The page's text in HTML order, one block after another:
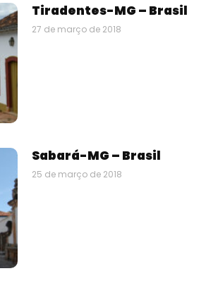
Tiradentes-MG – Brasil
27 de março de 2018
Sabará-MG – Brasil
25 de março de 2018